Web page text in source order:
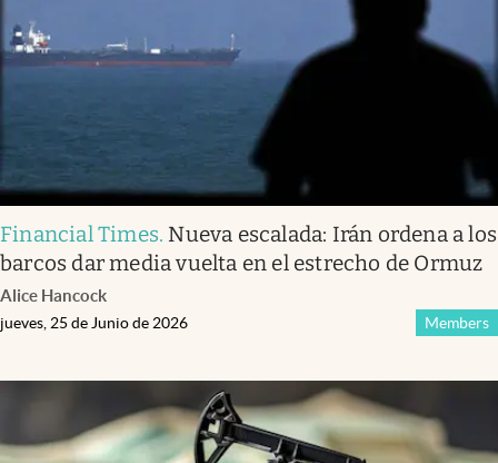
Financial Times. Nueva escalada: Irán ordena a los
barcos dar media vuelta en el estrecho de Ormuz
Alice Hancock
Members
jueves, 25 de Junio de 2026